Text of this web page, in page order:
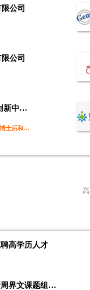
公司
公司
中国科学院分子细胞科学卓越创新中心杜振海研究组
分子细胞科学卓越创新中心杜振海组招聘博士后和助理研究员
高学历人才
中国科学院上海有机化学研究所周界文课题组招聘研究助理